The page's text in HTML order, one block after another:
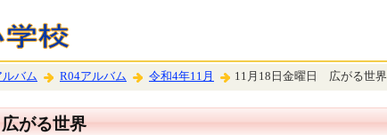
バム R04アルバム 令和4年11月 11月18日金曜日 広がる世界
がる世界